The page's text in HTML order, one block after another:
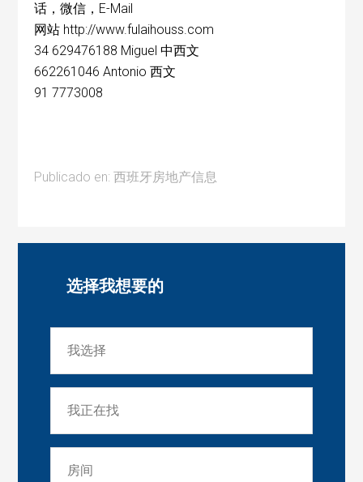
话，微信，E-Mail
网站 http://www.fulaihouss.com
34 629476188 Miguel 中西文
662261046 Antonio 西文
91 7773008
Publicado en:西班牙房地产信息
选择我想要的